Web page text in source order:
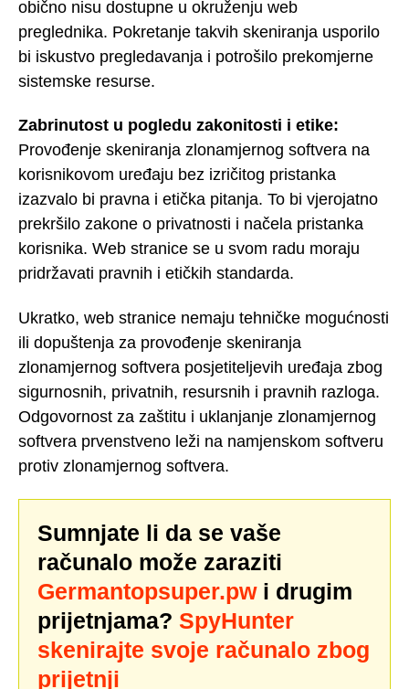
obično nisu dostupne u okruženju web
preglednika. Pokretanje takvih skeniranja usporilo
bi iskustvo pregledavanja i potrošilo prekomjerne
sistemske resurse.
Zabrinutost u pogledu zakonitosti i etike:
Provođenje skeniranja zlonamjernog softvera na
korisnikovom uređaju bez izričitog pristanka
izazvalo bi pravna i etička pitanja. To bi vjerojatno
prekršilo zakone o privatnosti i načela pristanka
korisnika. Web stranice se u svom radu moraju
pridržavati pravnih i etičkih standarda.
Ukratko, web stranice nemaju tehničke mogućnosti
ili dopuštenja za provođenje skeniranja
zlonamjernog softvera posjetiteljevih uređaja zbog
sigurnosnih, privatnih, resursnih i pravnih razloga.
Odgovornost za zaštitu i uklanjanje zlonamjernog
softvera prvenstveno leži na namjenskom softveru
protiv zlonamjernog softvera.
Sumnjate li da se vaše
računalo može zaraziti
Germantopsuper.pwi drugim
prijetnjama? SpyHunter
skenirajte svoje računalo zbog
prijetnji